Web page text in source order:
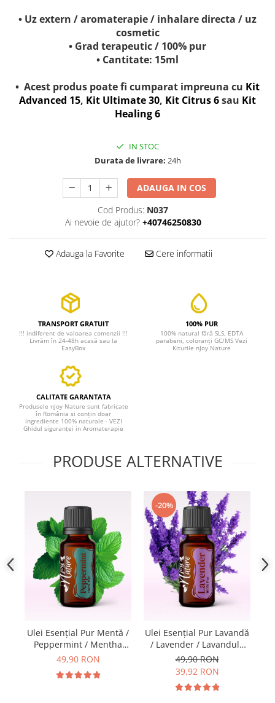
• Uz extern / aromaterapie / inhalare directa / uz
cosmetic
• Grad terapeutic / 100% pur
• Cantitate: 15ml
• Acest produs poate fi cumparat impreuna cu Kit
Advanced 15, Kit Ultimate 30, Kit Citrus 6sau Kit
Healing 6
IN STOC
Durata de livrare: 24h
ADAUGA IN COS
Cod Produs: N037
Ai nevoie de ajutor? +40746250830
Adauga la Favorite Cere informatii
TRANSPORT GRATUIT
!!! indiferent de valoarea comenzii !!!
Livrăm în 24-48h acasă sau la
EasyBox
100% PUR
100% natural fără SLS, EDTA
parabeni, coloranți GC/MS Vezi
Kiturile nJoy Nature
CALITATE GARANTATA
Produsele nJoy Nature sunt fabricate
în România si conțin doar
ingrediente 100% naturale - VEZI
Ghidul siguranței in Aromaterapie
PRODUSE ALTERNATIVE
Ulei Esenţial Pur Mentă /
Peppermint / Mentha
Piperita 15ml -
nJoy Nature
49,90 RON
-20%
Ulei Esențial Pur Lavandă
/ Lavender / Lavandula
Angustifolia 15ml -
Aromaterapie Sigura |
nJoy Nature
49,90 RON
39,92 RON